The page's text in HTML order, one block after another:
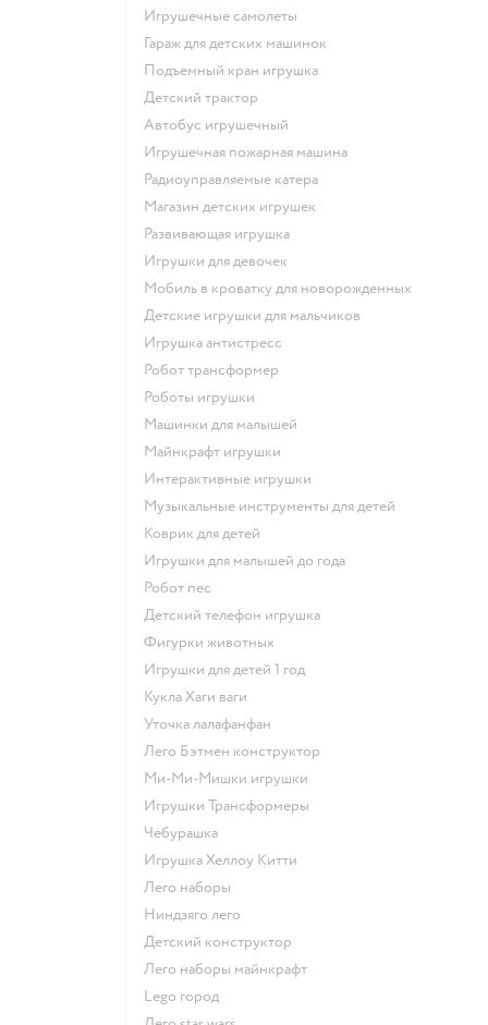
Игрушечные самолеты
Гараж для детских машинок
Подъемный кран игрушка
Детский трактор
Автобус игрушечный
Игрушечная пожарная машина
Радиоуправляемые катера
Магазин детских игрушек
Развивающая игрушка
Игрушки для девочек
Мобиль в кроватку для новорожденных
Детские игрушки для мальчиков
Игрушка антистресс
Робот трансформер
Роботы игрушки
Машинки для малышей
Майнкрафт игрушки
Интерактивные игрушки
Музыкальные инструменты для детей
Коврик для детей
Игрушки для малышей до года
Робот пес
Детский телефон игрушка
Фигурки животных
Игрушки для детей 1 год
Кукла Хаги ваги
Уточка лалафанфан
Лего Бэтмен конструктор
Ми-Ми-Мишки игрушки
Игрушки Трансформеры
Чебурашка
Игрушка Хеллоу Китти
Лего наборы
Ниндзяго лего
Детский конструктор
Лего наборы майнкрафт
Lego город